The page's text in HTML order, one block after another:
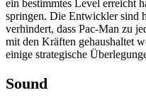
ein bestimmtes Level erreicht
springen. Die Entwickler sind
verhindert, dass Pac-Man zu
mit den Kräften gehaushaltet
einige strategische
Sound